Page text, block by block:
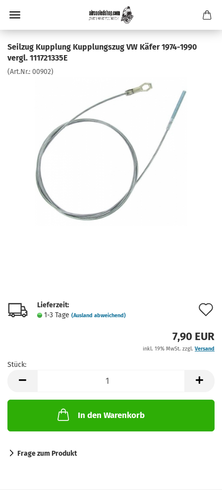
Seilzug Kupplung Kupplungszug VW Käfer 1974-1990
vergl. 111721335E
(Art.Nr.: 00902)
Lieferzeit:
1-3 Tage (Ausland abweichend)
7,90 EUR
inkl. 19% MwSt. zzgl. Versand
Stück:
In den Warenkorb
Frage zum Produkt